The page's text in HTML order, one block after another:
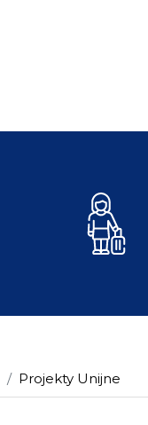
Projekty Unijne